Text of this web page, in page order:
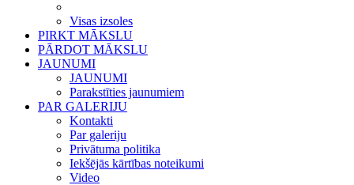
Visas izsoles
PIRKT MĀKSLU
PĀRDOT MĀKSLU
JAUNUMI
JAUNUMI
Parakstīties jaunumiem
PAR GALERIJU
Kontakti
Par galeriju
Privātuma politika
Iekšējās kārtības noteikumi
Video